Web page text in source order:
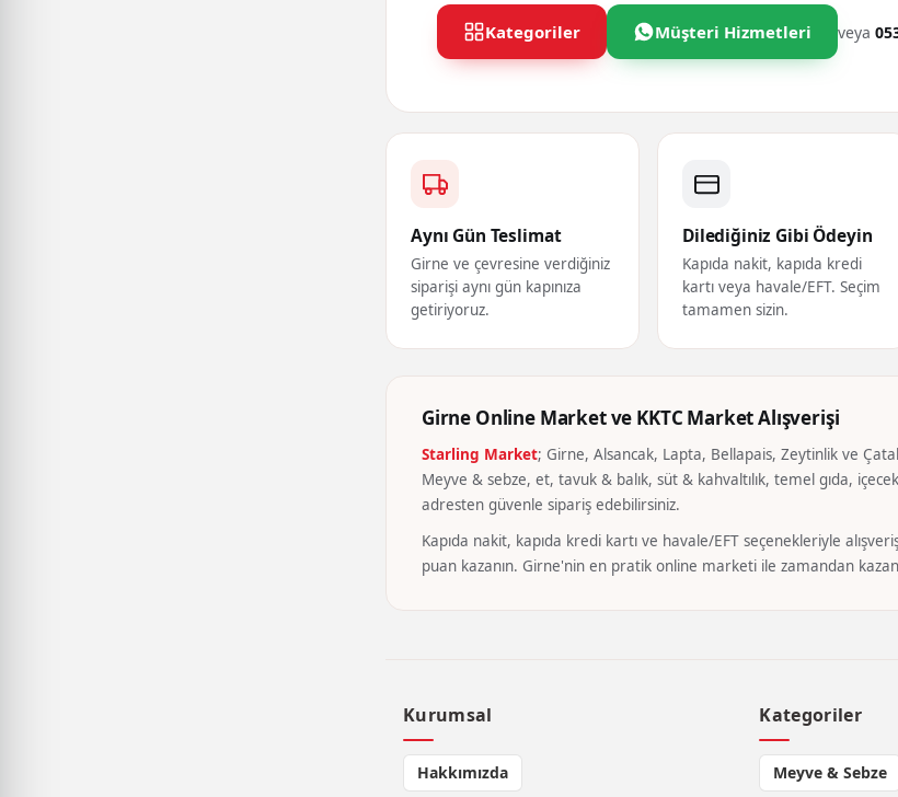
Kategoriler Müşteri Hizmetleri veya
Aynı Gün Teslimat
Girne ve çevresine verdiğiniz
siparişi aynı gün kapınıza
getiriyoruz.
Dilediğiniz Gibi Ödeyin
Kapıda nakit, kapıda kredi
kartı veya havale/EFT. Seçim
tamamen sizin.
Girne Online Market ve KKTC Market Alışverişi
Starling Market; Girne, Alsancak, Lapta, Bellapais, Zeytinlik ve
Meyve & sebze, et, tavuk & balık, süt & kahvaltılık, temel gıda,
adresten güvenle sipariş edebilirsiniz.
Kapıda nakit, kapıda kredi kartı ve havale/EFT seçenekleriyle
puan kazanın. Girne'nin en pratik online marketi ile zamandan
Kurumsal
Hakkımızda
Kategoriler
Meyve & Sebze